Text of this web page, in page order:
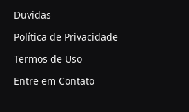
Duvidas
Política de Privacidade
Termos de Uso
Entre em Contato